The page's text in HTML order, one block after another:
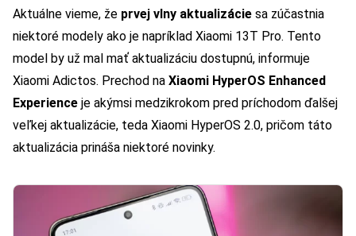
Aktuálne vieme, že prvej vlny aktualizácie sa zúčastnia
niektoré modely ako je napríklad Xiaomi 13T Pro. Tento
model by už mal mať aktualizáciu dostupnú, informuje
Xiaomi Adictos. Prechod na Xiaomi HyperOS Enhanced
Experience je akýmsi medzikrokom pred príchodom ďalšej
veľkej aktualizácie, teda Xiaomi HyperOS 2.0, pričom táto
aktualizácia prináša niektoré novinky.